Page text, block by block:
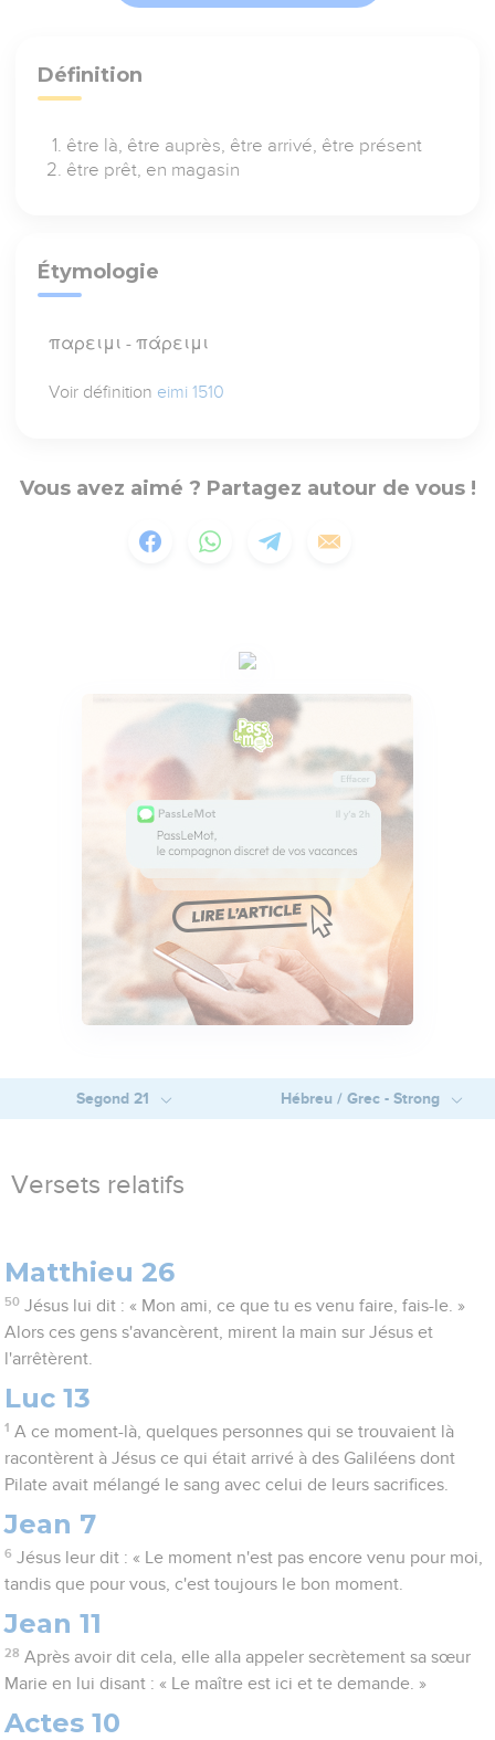
Définition
être là, être auprès, être arrivé, être présent
être prêt, en magasin
Étymologie
παρειμι - πάρειμι
Voir définition eimi 1510
Vous avez aimé ? Partagez autour de vous !
Segond 21 Hébreu / Grec - Strong
Versets relatifs
Matthieu 26
50 Jésus lui dit : « Mon ami, ce que tu es venu faire, fais-le. »
Alors ces gens s'avancèrent, mirent la main sur Jésus et
l'arrêtèrent.
Luc 13
1 A ce moment-là, quelques personnes qui se trouvaient là
racontèrent à Jésus ce qui était arrivé à des Galiléens dont
Pilate avait mélangé le sang avec celui de leurs sacrifices.
Jean 7
6 Jésus leur dit : « Le moment n'est pas encore venu pour moi,
tandis que pour vous, c'est toujours le bon moment.
Jean 11
28 Après avoir dit cela, elle alla appeler secrètement sa sœur
Marie en lui disant : « Le maître est ici et te demande. »
Actes 10